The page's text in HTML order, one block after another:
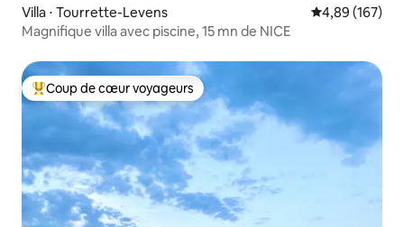
Villa ⋅ Tourrette-Levens Évaluation
4,89 (167)
Magnifique villa avec piscine, 15 mn de NICE
Coups de cœur voyageurs les plus appréciés
Coup de cœur voyageurs